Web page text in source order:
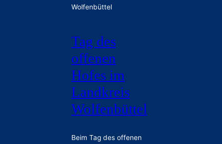
Tag des
offenen
Hofes im
Landkreis
Wolfenbüttel
Beim Tag des offenen